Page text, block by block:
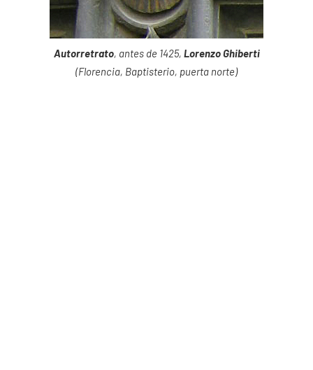
Autorretrato, antes de 1425, Lorenzo Ghiberti
(Florencia, Baptisterio, puerta norte)